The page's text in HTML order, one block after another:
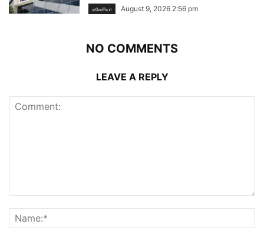
மலேசியா August 9, 2026 2:56 pm
NO COMMENTS
LEAVE A REPLY